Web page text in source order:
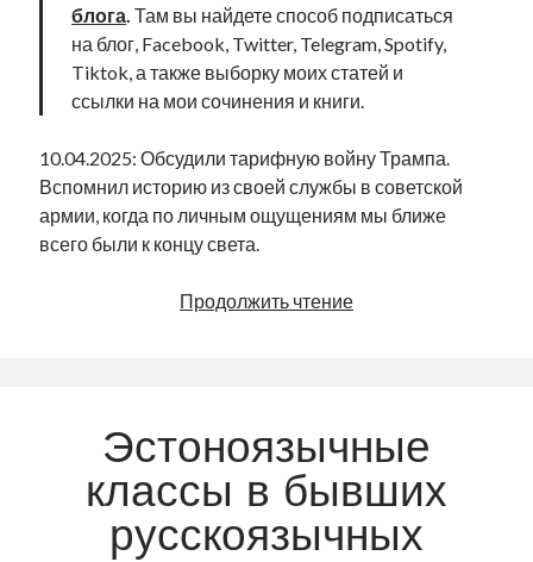
блога. Там вы найдете способ подписаться
на блог, Facebook, Twitter, Telegram, Spotify,
Tiktok, а также выборку моих статей и
ссылки на мои сочинения и книги.
10.04.2025: Обсудили тарифную войну Трампа.
Вспомнил историю из своей службы в советской
армии, когда по личным ощущениям мы ближе
всего были к концу света.
Продолжить чтениеПолёт
день
службе
в
ПВО
Эстоноязычные
классы в бывших
русскоязычных